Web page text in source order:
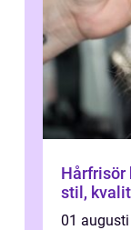
Hårfrisör
stil,
01